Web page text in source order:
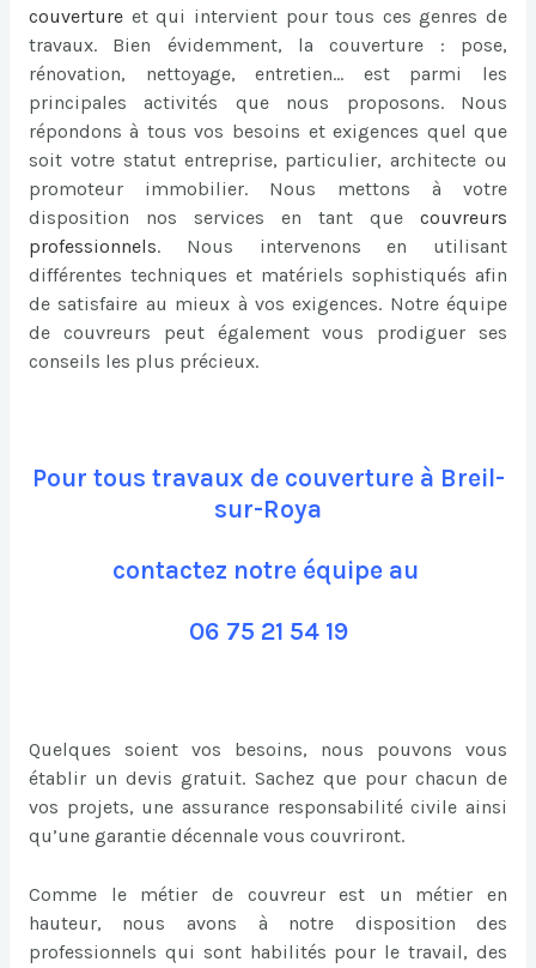
couverture et qui intervient pour tous ces genres de
travaux. Bien évidemment, la couverture : pose,
rénovation, nettoyage, entretien… est parmi les
principales activités que nous proposons. Nous
répondons à tous vos besoins et exigences quel que
soit votre statut entreprise, particulier, architecte ou
promoteur immobilier. Nous mettons à votre
disposition nos services en tant que couvreurs
professionnels. Nous intervenons en utilisant
différentes techniques et matériels sophistiqués afin
de satisfaire au mieux à vos exigences. Notre équipe
de couvreurs peut également vous prodiguer ses
conseils les plus précieux.
Pour tous travaux de couverture à Breil-
sur-Roya
contactez notre équipe au
06 75 21 54 19
Quelques soient vos besoins, nous pouvons vous
établir un devis gratuit. Sachez que pour chacun de
vos projets, une assurance responsabilité civile ainsi
qu’une garantie décennale vous couvriront.
Comme le métier de couvreur est un métier en
hauteur, nous avons à notre disposition des
professionnels qui sont habilités pour le travail, des